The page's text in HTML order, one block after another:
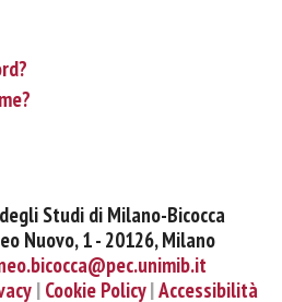
Studi di Milano-Bicocca
Nuovo, 1 - 20126, Milano
Cookie Policy Accessibilità